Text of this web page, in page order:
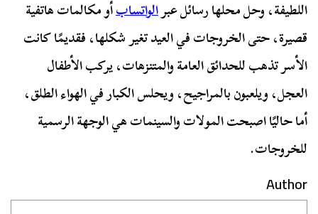
اللطيفة، وحل محلها رسائل عبرالواتسابأو مكالمات هاتفية
قصيرة، حتى الخروجات في العيد تغير شكلها، فقديمًا كانت
الأسر تذهب للحدائق العامة والمتنزهات، يركب الأطفال
العجل، ويلعبون بالمراجيح، ويحلس الكبار في الهواء الطلق،
أما حاليًا اصبحت المولات والسينمات هي الوجهة الرسمية
للخروجات.
Author